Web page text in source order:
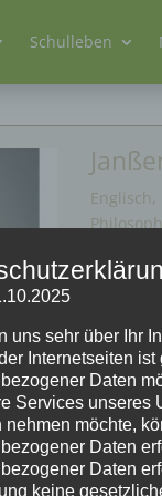
Schulleben
uns sehr über Ihr
Internetseiten
Daten
Services unseres
nehmen möchte,
Daten
Daten
keine